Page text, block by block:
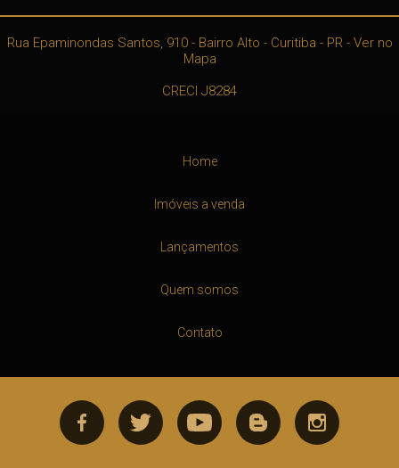
Rua Epaminondas Santos, 910 - Bairro Alto - Curitiba - PR- Ver no
Mapa
CRECI J8284
Home
Imóveis a venda
Lançamentos
Quem somos
Contato